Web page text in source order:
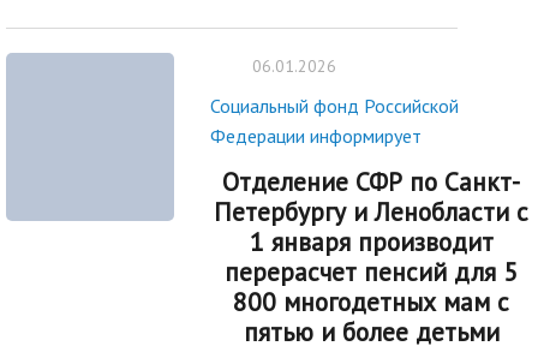
06.01.2026
Социальный фонд Российской
Федерации информирует
Отделение СФР по Санкт-
Петербургу и Ленобласти с
1 января производит
перерасчет пенсий для 5
800 многодетных мам с
пятью и более детьми